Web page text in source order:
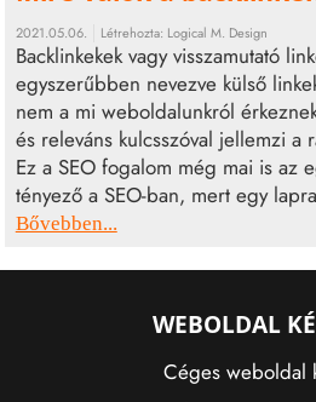
2021.05.06. Létrehozta: Logical M. Design
Backlinkekek vagy visszamutató
egyszerűbben nevezve külső
nem a mi weboldalunkról
és releváns kulcsszóval jellemzi a
Ez a SEO fogalom még mai is az
tényező a SEO-ban, mert egy
Bővebben...
WEBOLDAL
Céges weboldal